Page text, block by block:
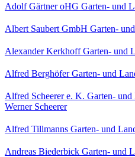
Adolf Gärtner oHG Garten- und
Albert Saubert GmbH Garten-
Alexander Kerkhoff Garten- und
Alfred Berghöfer Garten- und
Alfred Scheerer e. K. Garten-
Werner Scheerer
Alfred Tillmanns Garten- und
Andreas Biederbick Garten- und